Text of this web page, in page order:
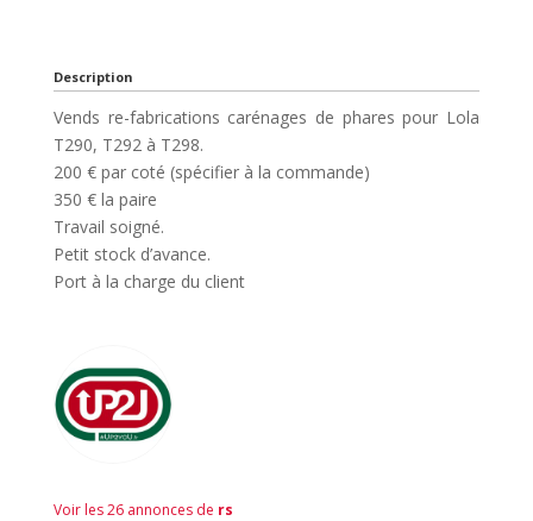
Description
Vends re-fabrications carénages de phares pour Lola
T290, T292 à T298.
200 € par coté (spécifier à la commande)
350 € la paire
Travail soigné.
Petit stock d’avance.
Port à la charge du client
Voir les 26 annonces de rs